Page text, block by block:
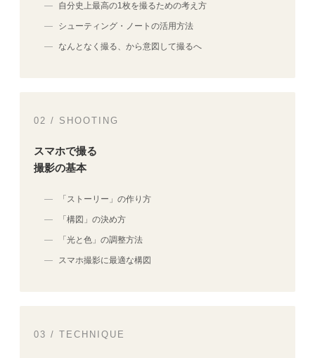
自分史上最高の1枚を撮るための考え方
シューティング・ノートの活用方法
なんとなく撮る、から意図して撮るへ
02 / SHOOTING
スマホで撮る
撮影の基本
「ストーリー」の作り方
「構図」の決め方
「光と色」の調整方法
スマホ撮影に最適な構図
03 / TECHNIQUE